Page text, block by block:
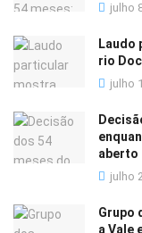
julho
Laudo
rio
julho
aberto
julho
Grupo
a Vale